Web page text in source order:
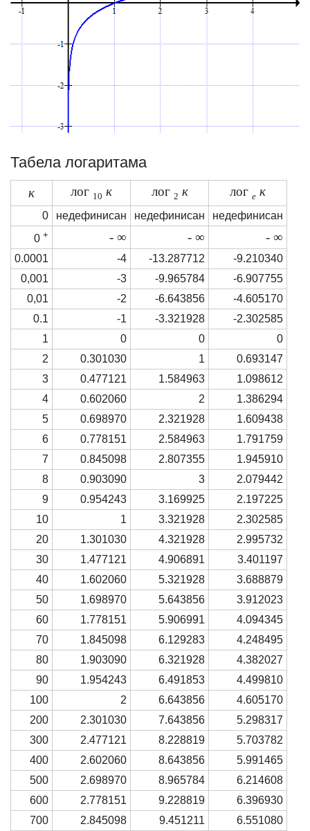
Табела логаритама
к лог 10 к лог 2 к лог е к
0 недефинисан недефинисан
недефинисан
0 + - ∞ - ∞ - ∞
0.0001 -4 -13.287712
-9.210340
0,001
-3 -9.965784
-6.907755
0,01
-2 -6.643856
-4.605170
0.1
-1 -3.321928
-2.302585
1
0 0
0
2
0.301030 1
0.693147
3
0.477121 1.584963
1.098612
4
0.602060 2
1.386294
5
0.698970 2.321928
1.609438
6
0.778151 2.584963
1.791759
7
0.845098 2.807355
1.945910
8
0.903090 3
2.079442
9
0.954243 3.169925
2.197225
10
1 3.321928
2.302585
20
1.301030 4.321928
2.995732
30
1.477121 4.906891
3.401197
40
1.602060 5.321928
3.688879
50
1.698970 5.643856
3.912023
60
1.778151 5.906991
4.094345
70
1.845098 6.129283
4.248495
80
1.903090 6.321928
4.382027
90
1.954243 6.491853
4.499810
100
2 6.643856
4.605170
200
2.301030 7.643856
5.298317
300
2.477121 8.228819
5.703782
400
2.602060 8.643856
5.991465
500
2.698970 8.965784
6.214608
600
2.778151 9.228819
6.396930
700
2.845098 9.451211
6.551080